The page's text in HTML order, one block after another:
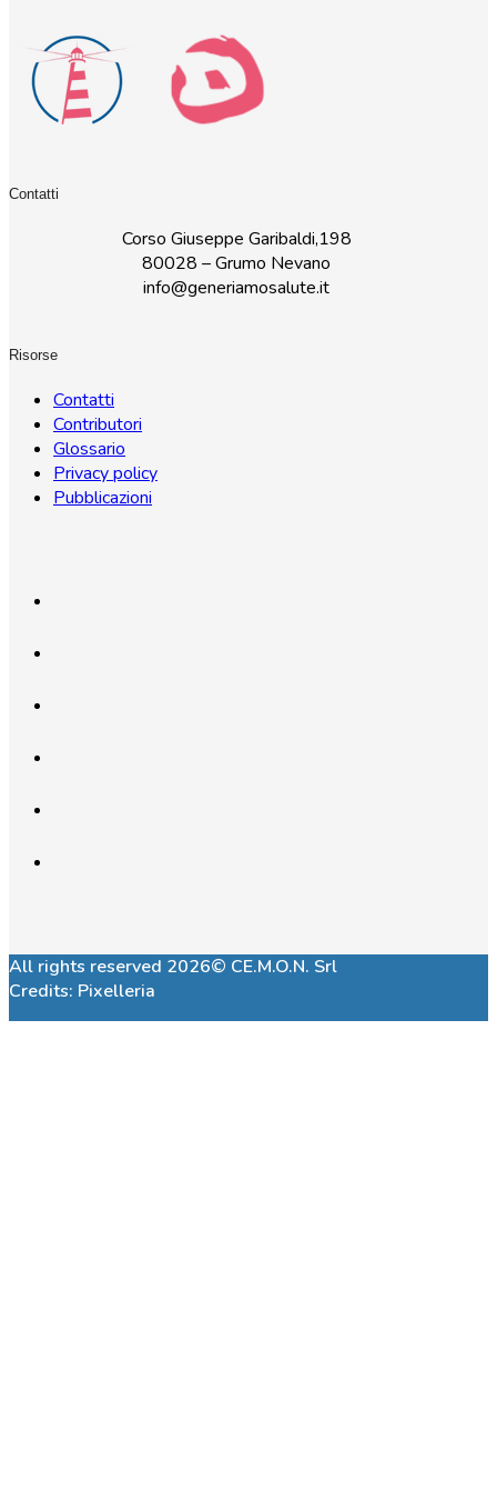
Contatti
Corso Giuseppe Garibaldi,198
80028 – Grumo Nevano
info@generiamosalute.it
Risorse
Contatti
Contributori
Glossario
Privacy policy
Pubblicazioni
All rights reserved 2026© CE.M.O.N. Srl
Credits: Pixelleria